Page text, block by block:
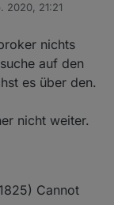
2020, 21:21
nichts
auf den
es über den.
nicht weiter.
Cannot